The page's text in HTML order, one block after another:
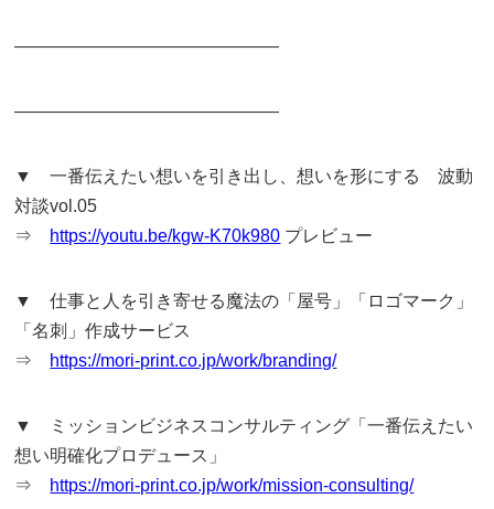
———————————————
———————————————
▼ 一番伝えたい想いを引き出し、想いを形にする 波動
対談vol.05
⇒ https://youtu.be/kgw-K70k980 プレビュー
▼ 仕事と人を引き寄せる魔法の「屋号」「ロゴマーク」
「名刺」作成サービス
⇒ https://mori-print.co.jp/work/branding/
▼ ミッションビジネスコンサルティング「一番伝えたい
想い明確化プロデュース」
⇒ https://mori-print.co.jp/work/mission-consulting/